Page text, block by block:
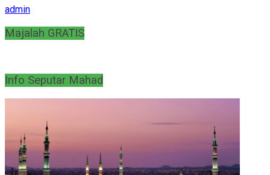
admin
Majalah GRATIS
Info Seputar Mahad